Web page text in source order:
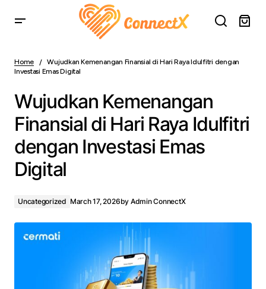
dengan Investasi Emas Digital
Home
Wujudkan Kemenangan Finansial di Hari Raya Idulfitri dengan
Investasi Emas Digital
Wujudkan Kemenangan
Finansial di Hari Raya Idulfitri
dengan Investasi Emas
Digital
Uncategorized March 17, 2026by Admin ConnectX